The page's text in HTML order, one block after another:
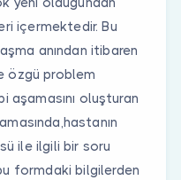
içermektedir. Bu
anından itibaren
özgü problem
aşamasını oluşturan
ile ilgili bir soru
formdaki bilgilerden